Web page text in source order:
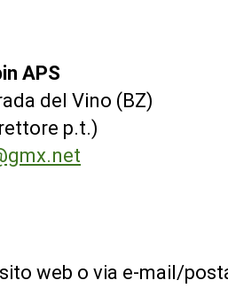
APS
del Vino (BZ)
p.t.)
web o via e-mail/